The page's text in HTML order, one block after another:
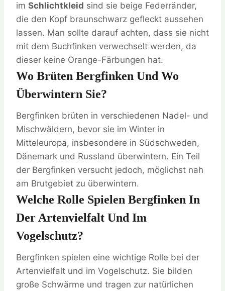
im Schlichtkleid sind sie beige Federränder,
die den Kopf braunschwarz gefleckt aussehen
lassen. Man sollte darauf achten, dass sie nicht
mit dem Buchfinken verwechselt werden, da
dieser keine Orange-Färbungen hat.
Wo Brüten Bergfinken Und Wo
Überwintern Sie?
Bergfinken brüten in verschiedenen Nadel- und
Mischwäldern, bevor sie im Winter in
Mitteleuropa, insbesondere in Südschweden,
Dänemark und Russland überwintern. Ein Teil
der Bergfinken versucht jedoch, möglichst nah
am Brutgebiet zu überwintern.
Welche Rolle Spielen Bergfinken In
Der Artenvielfalt Und Im
Vogelschutz?
Bergfinken spielen eine wichtige Rolle bei der
Artenvielfalt und im Vogelschutz. Sie bilden
große Schwärme und tragen zur natürlichen